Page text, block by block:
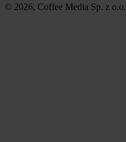
© 2026, Coffee Media Sp. z o.o.